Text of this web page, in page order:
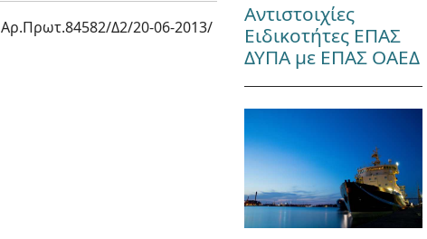
Αρ.Πρωτ.84582/Δ2/20-06-2013/
Αντιστοιχίες
Ειδικοτήτες ΕΠΑΣ
ΔΥΠΑ με ΕΠΑΣ ΟΑΕΔ